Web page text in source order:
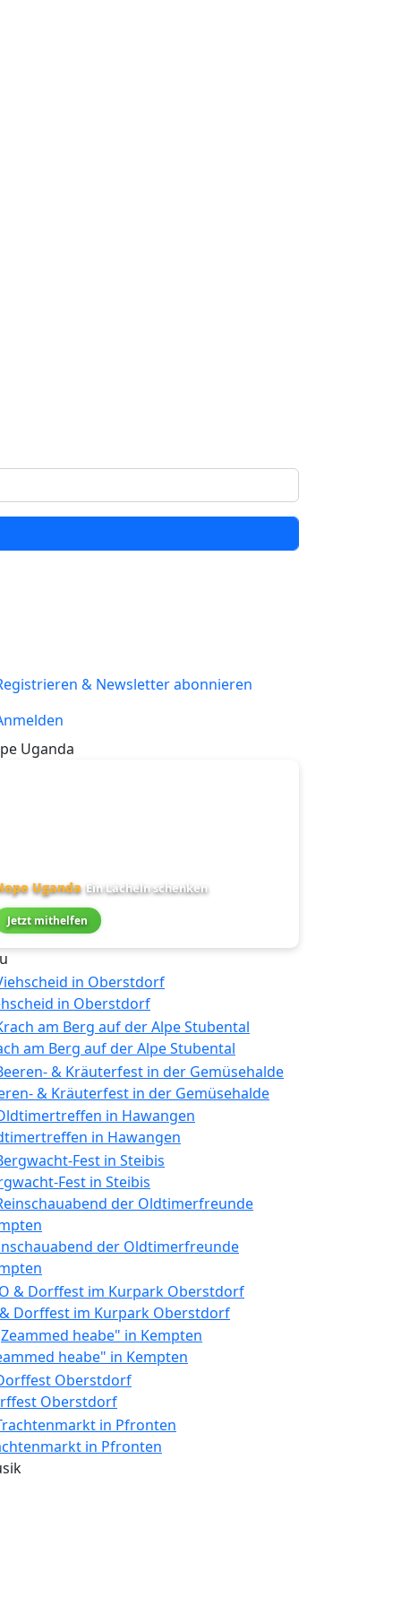
& Newsletter abonnieren
Uganda
Uganda Ein Lächeln schenken
Jetzt mithelfen
in Oberstdorf
am Berg auf der Alpe Stubental
& Kräuterfest in der Gemüsehalde
in Hawangen
Fest in Steibis
der Oldtimerfreunde
& Dorffest im Kurpark Oberstdorf
heabe" in Kempten
Oberstdorf
in Pfronten